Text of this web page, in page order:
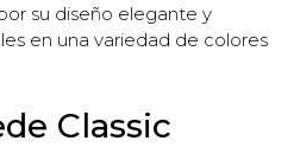
su diseño elegante y
en una variedad de colores
Classic